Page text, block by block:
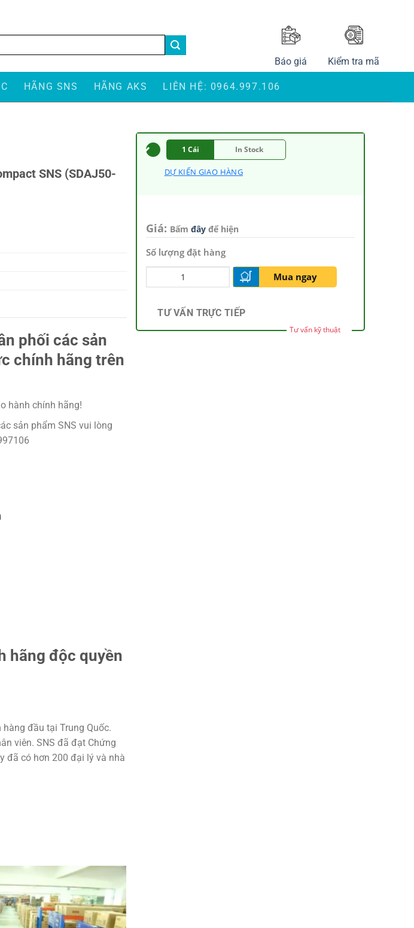
Báo giá Kiểm tra mã
HÃNG SNS HÃNG AKS LIÊN HỆ: 0964.997.106
SNS (SDAJ50-
phối các sản
chính hãng trên
hành chính hãng!
sản phẩm SNS vui lòng
hãng độc quyền
đầu tại Trung Quốc.
viên. SNS đã đạt Chứng
đã có hơn 200 đại lý và nhà
1 Cái In Stock
DỰ KIẾN GIAO HÀNG
Giá: Bấm đâyđể hiện
Số lượng đặt hàng
Mua ngay
TƯ VẤN TRỰC TIẾP
Tư vấn kỹ thuật